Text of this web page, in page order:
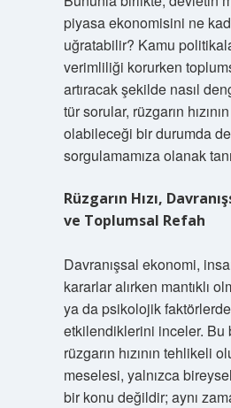
piyasa ekonomisini ne
uğratabilir? Kamu
verimliliği korurken
artıracak şekilde nasıl
tür sorular, rüzgarın
olabileceği bir durumda
sorgulamamıza olanak
Rüzgarın Hızı,
ve Toplumsal Refah
Davranışsal ekonomi,
kararlar alırken mantıklı
ya da psikolojik
etkilendiklerini inceler. Bu
rüzgarın hızının tehlikeli
meselesi, yalnızca
bir konu değildir; aynı